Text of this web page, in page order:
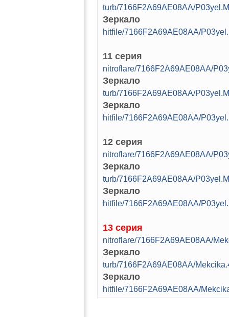
turb/7166F2A69AE08AA/
Зеркало
hitfile/7166F2A69AE08AA/
11 серия
nitroflare/7166F2A69AE08AA/
Зеркало
turb/7166F2A69AE08AA/
Зеркало
hitfile/7166F2A69AE08AA/
12 серия
nitroflare/7166F2A69AE08AA/
Зеркало
turb/7166F2A69AE08AA/
Зеркало
hitfile/7166F2A69AE08AA/
13 серия
nitroflare/7166F2A69AE08AA/
Зеркало
turb/7166F2A69AE08AA/
Зеркало
hitfile/7166F2A69AE08AA/